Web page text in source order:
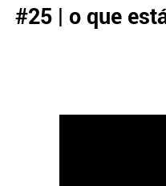
#25 | o que